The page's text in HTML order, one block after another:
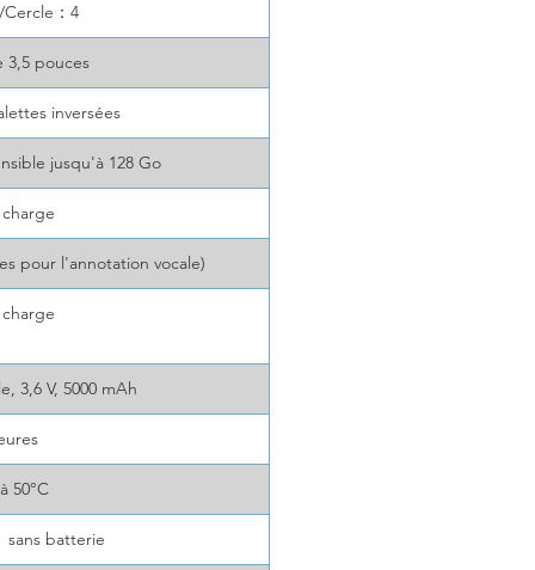
：4
3,5 pouces
inversées
jusqu'à 128 Go
pour l'annotation vocale)
3,6 V, 5000 mAh
50°C
sans batterie